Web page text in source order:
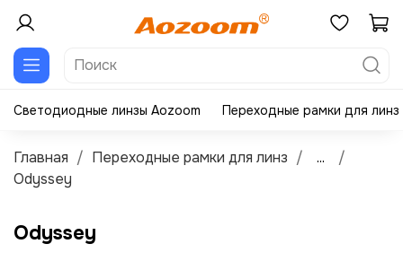
Светодиодные линзы Aozoom Переходные рамки для линз
Главная Переходные рамки для линз
...
Odyssey
Odyssey